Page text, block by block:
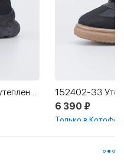
152400-33 Кожаные ботинки утепленные 1936
6 390 ₽
Только в Котофей